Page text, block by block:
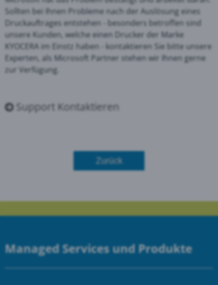
Sollten bei Ihnen Probleme nach der Auslösung eines
Druckauftrages entstehen - besonders betroffen sind
unsere Kunden, welche einen Drucker der Marke
KYOCERA im Einstz haben - kontaktieren Sie bitte unsere
Experten, als Microsoft Partner stehen wir Ihnen gerne
zur Verfügung.
Support Kontaktieren
Zurück
Managed Services und Produkte